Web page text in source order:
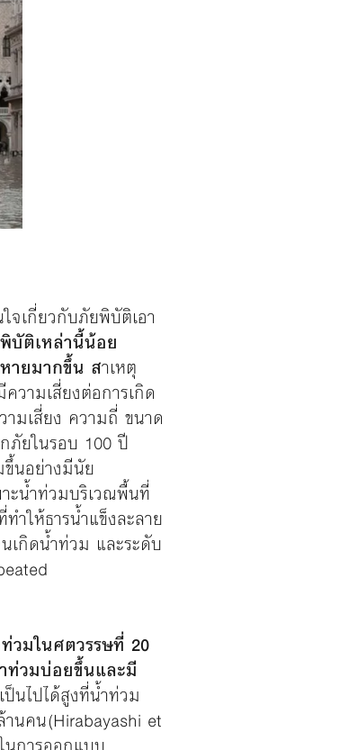
จเกี่ยวกับภัยพิบัติเอา
บัติเหล่านี้น้อย
ายมากขึ้น สาเหตุ
วามเสี่ยงต่อการเกิด
มเสี่ยง ความถี่ ขนาด
ภัยในรอบ 100 ปี
นอย่างมีนัย
ะน้ำท่วมบริเวณพื้นที่
ำให้ธารน้ำแข็งละลาย
กิดน้ำท่วม และระดับ
วมในศตวรรษที่ 20
ท่วมบ่อยขึ้นและมี
นไปได้สูงที่น้ำท่วม
นคน (Hirabayashi et